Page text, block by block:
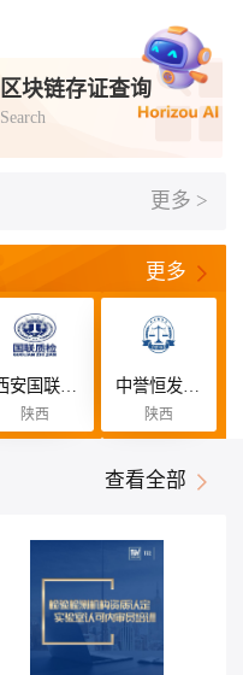
区块链存证查询
Search
更多 >
更多
西安国联质量检测技术股份有限公司
陕西
中誉恒发认证有限公司
陕西
查看全部